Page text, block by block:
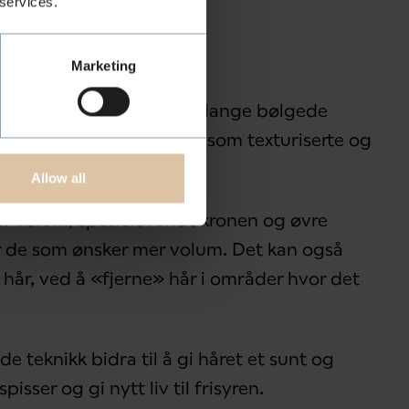
Marketing
Allow all
fra korte, pixie-cut´s til lange bølgede
spesielle effekter, som texturiserte og
volum, spesielt rundt kronen og øvre
som ønsker mer volum. Det kan også
ved å «fjerne» hår i områder hvor det
teknikk bidra til å gi håret et sunt og
og gi nytt liv til frisyren.